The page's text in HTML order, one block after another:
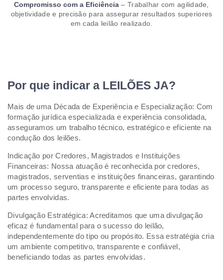
Compromisso com a Eficiência – Trabalhar com agilidade,
objetividade e precisão para assegurar resultados superiores
em cada leilão realizado.
Por que indicar a LEILÕES JA?
Mais de uma Década de Experiência e Especialização: Com
formação jurídica especializada e experiência consolidada,
asseguramos um trabalho técnico, estratégico e eficiente na
condução dos leilões.
Indicação por Credores, Magistrados e Instituições
Financeiras: Nossa atuação é reconhecida por credores,
magistrados, serventias e instituições financeiras, garantindo
um processo seguro, transparente e eficiente para todas as
partes envolvidas.
Divulgação Estratégica: Acreditamos que uma divulgação
eficaz é fundamental para o sucesso do leilão,
independentemente do tipo ou propósito. Essa estratégia cria
um ambiente competitivo, transparente e confiável,
beneficiando todas as partes envolvidas.